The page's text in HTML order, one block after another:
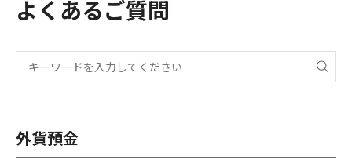
よくあるご質問
外貨預金